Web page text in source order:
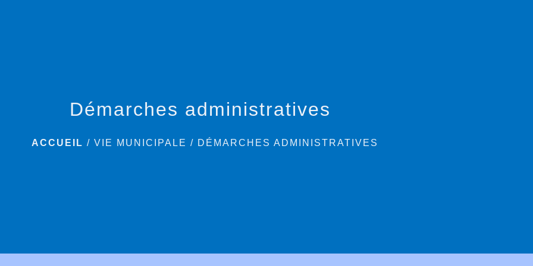
Démarches administratives
ACCUEIL /VIE MUNICIPALE / DÉMARCHES ADMINISTRATIVES